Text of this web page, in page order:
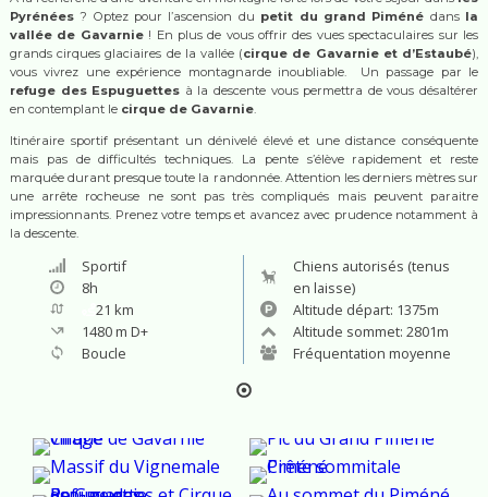
Pyrénées? Optez pour l’ascension du petit du grand Piméné dans la
vallée de Gavarnie! En plus de vous offrir des vues spectaculaires sur les
grands cirques glaciaires de la vallée (cirque de Gavarnie et d’Estaubé),
vous vivrez une expérience montagnarde inoubliable. Un passage par le
refuge des Espuguettes à la descente vous permettra de vous désaltérer
en contemplant le cirque de Gavarnie.
Itinéraire sportif présentant un dénivelé élevé et une distance conséquente
mais pas de difficultés techniques. La pente s’élève rapidement et reste
marquée durant presque toute la randonnée. Attention les derniers mètres sur
une arrête rocheuse ne sont pas très compliqués mais peuvent paraitre
impressionnants. Prenez votre temps et avancez avec prudence notamment à
la descente.
Sportif
8h
21 km
1480m D+
Boucle
Chiens autorisés (tenus
en laisse)
Altitude départ: 1375m
Altitude sommet: 2801m
Fréquentation moyenne